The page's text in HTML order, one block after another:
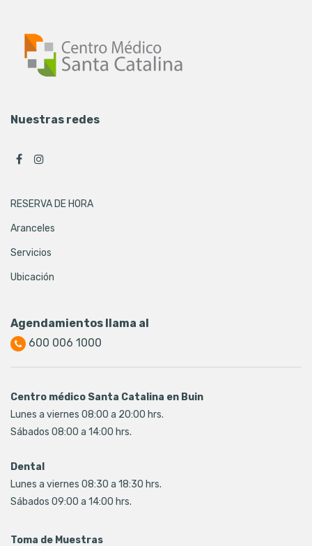
Nuestras redes
RESERVA DE HORA
Aranceles
Servicios
Ubicación
Agendamientos llama al
600 006 1000
Centro médico Santa Catalina en Buin
Lunes a viernes 08:00 a 20:00 hrs.
Sábados 08:00 a 14:00 hrs.
Dental
Lunes a viernes 08:30 a 18:30 hrs.
Sábados 09:00 a 14:00 hrs.
Toma de Muestras